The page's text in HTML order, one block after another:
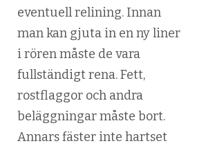
eventuell relining. Innan
man kan gjuta in en ny liner
i rören måste de vara
fullständigt rena. Fett,
rostflaggor och andra
beläggningar måste bort.
Annars fäster inte hartset